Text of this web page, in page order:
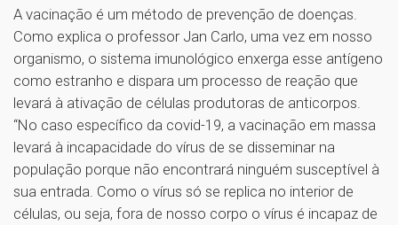
A vacinação é um método de prevenção de doenças.
Como explica o professor Jan Carlo, uma vez em nosso
organismo, o sistema imunológico enxerga esse antígeno
como estranho e dispara um processo de reação que
levará à ativação de células produtoras de anticorpos.
“No caso específico da covid-19, a vacinação em massa
levará à incapacidade do vírus de se disseminar na
população porque não encontrará ninguém susceptível à
sua entrada. Como o vírus só se replica no interior de
células, ou seja, fora de nosso corpo o vírus é incapaz de